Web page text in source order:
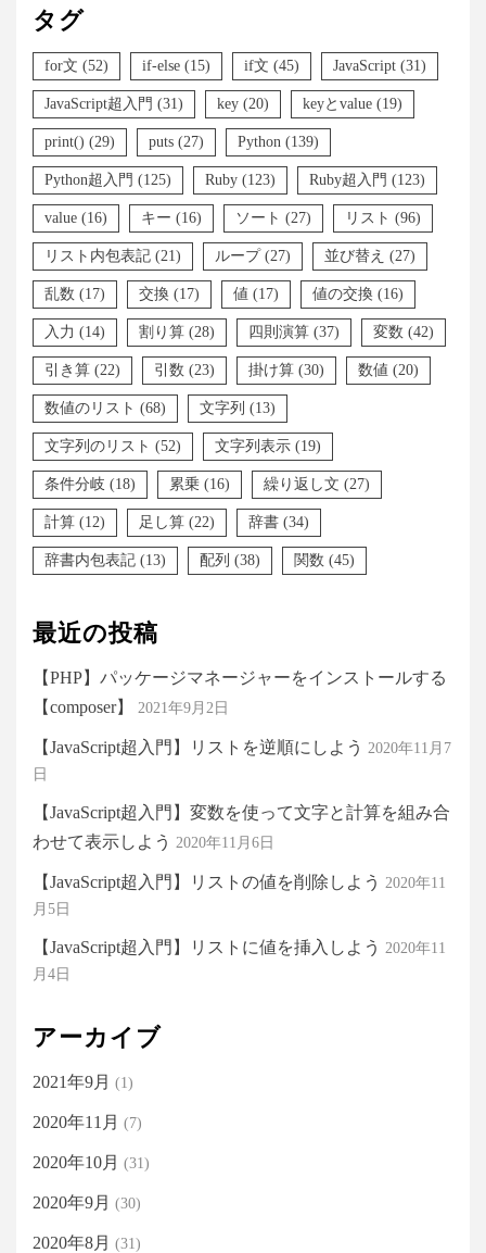
タグ
for文 (52) if-else (15) if文 (45) JavaScript (31)
JavaScript超入門 (31) key (20) keyとvalue (19)
print() (29) puts (27) Python (139)
Python超入門 (125) Ruby (123) Ruby超入門 (123)
value (16) キー (16) ソート (27) リスト (96)
リスト内包表記 (21) ループ(27) 並び替え (27)
乱数 (17) 交換 (17) 値 (17) 値の交換 (16)
入力 (14) 割り算 (28) 四則演算 (37) 変数 (42)
引き算 (22) 引数 (23) 掛け算 (30) 数値 (20)
数値のリスト (68) 文字列 (13)
文字列のリスト (52) 文字列表示 (19)
条件分岐 (18) 累乗 (16) 繰り返し文 (27)
計算 (12) 足し算 (22) 辞書 (34)
辞書内包表記 (13) 配列 (38) 関数 (45)
最近の投稿
【PHP】パッケージマネージャーをインストールする
【composer】
2021年9月2日
【JavaScript超入門】リストを逆順にしよう 2020年11月7
日
【JavaScript超入門】変数を使って文字と計算を組み合
わせて表示しよう 2020年11月6日
【JavaScript超入門】リストの値を削除しよう 2020年11
月5日
【JavaScript超入門】リストに値を挿入しよう 2020年11
月4日
アーカイブ
2021年9月 (1)
2020年11月 (7)
2020年10月 (31)
2020年9月 (30)
2020年8月 (31)